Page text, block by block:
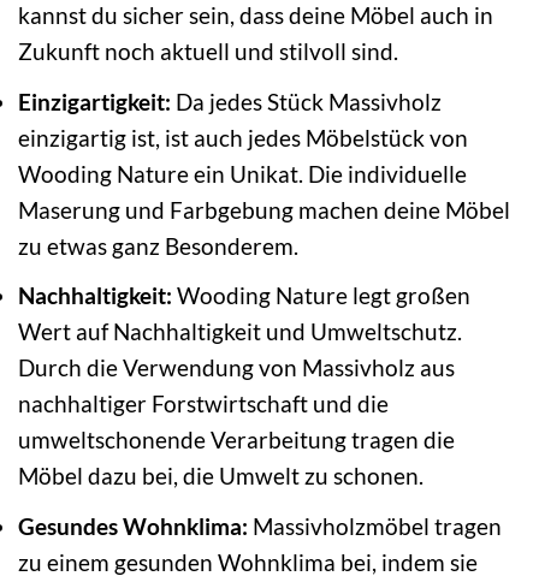
kannst du sicher sein, dass deine Möbel auch in
Zukunft noch aktuell und stilvoll sind.
Einzigartigkeit: Da jedes Stück Massivholz
einzigartig ist, ist auch jedes Möbelstück von
Wooding Nature ein Unikat. Die individuelle
Maserung und Farbgebung machen deine Möbel
zu etwas ganz Besonderem.
Nachhaltigkeit: Wooding Nature legt großen
Wert auf Nachhaltigkeit und Umweltschutz.
Durch die Verwendung von Massivholz aus
nachhaltiger Forstwirtschaft und die
umweltschonende Verarbeitung tragen die
Möbel dazu bei, die Umwelt zu schonen.
Gesundes Wohnklima: Massivholzmöbel tragen
zu einem gesunden Wohnklima bei, indem sie